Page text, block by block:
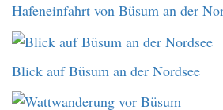
Hafeneinfahrt von Büsum an der
Blick auf Büsum an der Nordsee